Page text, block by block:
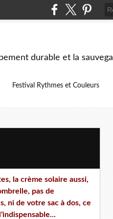
durable et la
Festival Rythmes et Couleurs
la crème solaire aussi,
pas de
ni de votre sac à dos, ce